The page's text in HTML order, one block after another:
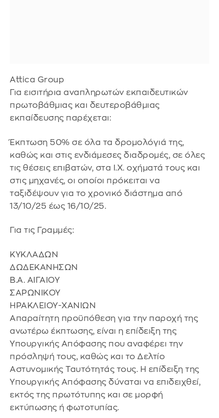
Attica Group
Για εισιτήρια αναπληρωτών εκπαιδευτικών
πρωτοβάθμιας και δευτεροβάθμιας
εκπαίδευσης παρέχεται:
Έκπτωση 50% σε όλα τα δρομολόγιά της,
καθώς και στις ενδιάμεσες διαδρομές, σε όλες
τις θέσεις επιβατών, στα Ι.Χ. οχήματά τους και
στις μηχανές, οι οποίοι πρόκειται να
ταξιδέψουν για το χρονικό διάστημα από
13/10/25 έως 16/10/25.
Για τις Γραμμές:
ΚΥΚΛΑΔΩΝ
ΔΩΔΕΚΑΝΗΣΩΝ
Β.Α. ΑΙΓΑΙΟΥ
ΣΑΡΩΝΙΚΟΥ
ΗΡΑΚΛΕΙΟΥ-ΧΑΝΙΩΝ
Απαραίτητη προϋπόθεση για την παροχή της
ανωτέρω έκπτωσης, είναι η επίδειξη της
Υπουργικής Απόφασης που αναφέρει την
πρόσληψή τους, καθώς και το Δελτίο
Αστυνομικής Ταυτότητάς τους. Η επίδειξη της
Υπουργικής Απόφασης δύναται να επιδειχθεί,
εκτός της πρωτότυπης και σε μορφή
εκτύπωσης ή φωτοτυπίας.